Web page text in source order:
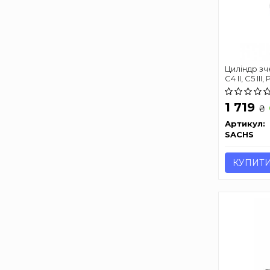
Циліндр
C4 II, C5 III,
во SACHS)
1 719 ₴
Артикул:
SACHS